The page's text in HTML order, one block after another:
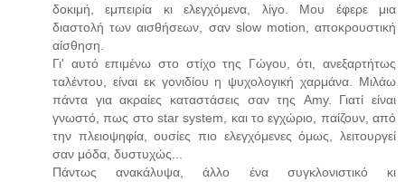
δοκιμή, εμπειρία κι ελεγχόμενα, λίγο. Μου έφερε μια
διαστολή των αισθήσεων, σαν slow motion, αποκρουστική
αίσθηση.
Γι' αυτό επιμένω στο στίχο της Γώγου, ότι, ανεξαρτήτως
ταλέντου, είναι εκ γονιδίου η ψυχολογική χαρμάνα. Μιλάω
πάντα για ακραίες καταστάσεις σαν της Amy. Γιατί είναι
γνωστό, πως στο star system, και το εγχώριο, παίζουν, από
την πλειοψηφία, ουσίες πιο ελεγχόμενες όμως, λειτουργεί
σαν μόδα, δυστυχώς...
Πάντως ανακάλυψα, άλλο ένα συγκλονιστικό κι